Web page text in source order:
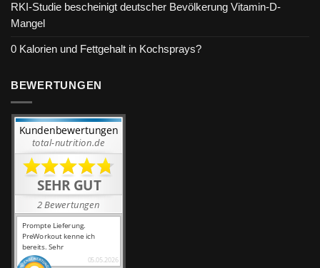
RKI-Studie bescheinigt deutscher Bevölkerung Vitamin-D-
Mangel
0 Kalorien und Fettgehalt in Kochsprays?
BEWERTUNGEN